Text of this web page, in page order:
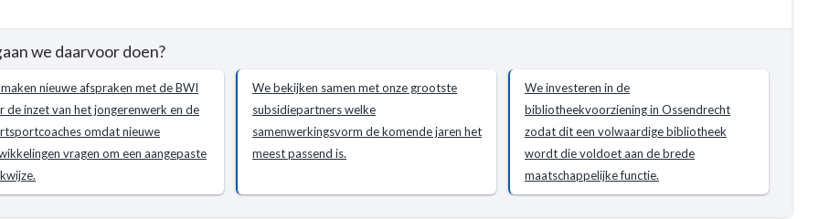
we daarvoor doen?
nieuwe afspraken met de BWI
de inzet van het jongerenwerk en de
omdat nieuwe
vragen om een aangepaste
We bekijken samen met onze grootste
subsidiepartners welke
samenwerkingsvorm de komende jaren het
meest passend is.
We investeren in de
bibliotheekvoorziening in Ossendrecht
zodat dit een volwaardige bibliotheek
wordt die voldoet aan de brede
maatschappelijke functie.